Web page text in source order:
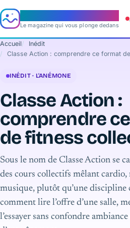
Le magazine qui vous plonge dedans
Accueil
Inédit
Classe Action : comprendre ce format de
INÉDIT · L'ANÉMONE
Classe Action :
comprendre
de fitness
Sous le nom de Classe Action se
des cours collectifs mêlant
musique, plutôt qu’une discipline
comment lire l’offre d’une salle,
l’essayer sans confondre